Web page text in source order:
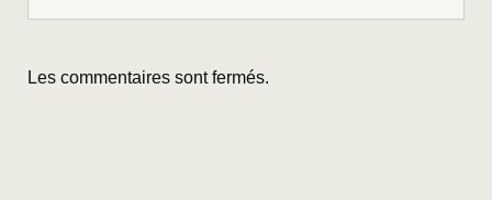
Les commentaires sont fermés.